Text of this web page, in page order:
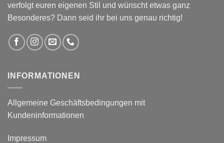
verfolgt euren eigenen Stil und wünscht etwas ganz
Besonderes? Dann seid ihr bei uns genau richtig!
INFORMATIONEN
Allgemeine Geschäftsbedingungen mit
Kundeninformationen
Impressum